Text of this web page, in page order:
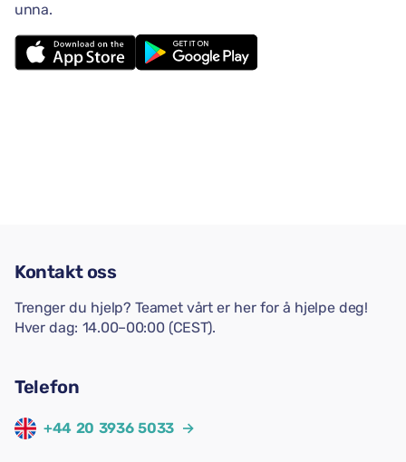
unna.
Kontakt oss
Trenger du hjelp? Teamet vårt er her for å hjelpe deg!
Hver dag: 14.00–00:00 (CEST).
Telefon
+44 20 3936 5033 →